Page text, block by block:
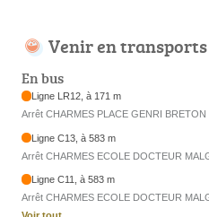
Venir en
En bus
Ligne LR12, à 171 m
Arrêt CHARMES PLACE GENRI
Ligne C13, à 583 m
Arrêt CHARMES ECOLE DOCTEUR
Ligne C11, à 583 m
Arrêt CHARMES ECOLE DOCTEUR